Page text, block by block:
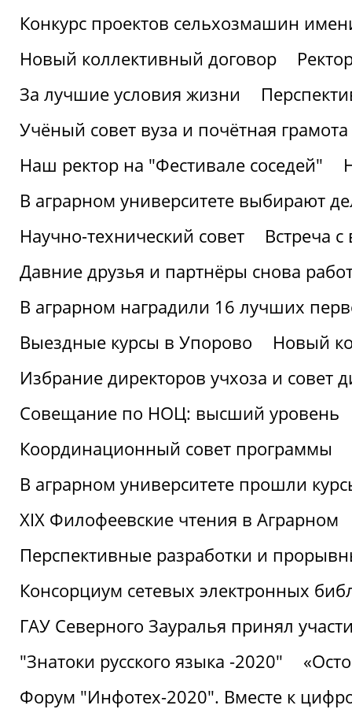
Конкурс проектов сельхозмашин
Новый коллективный договор
За лучшие условия жизни
Учёный совет вуза и почётная
Наш ректор на "Фестивале соседей"
В аграрном университете выбирают
Научно-технический совет
Встреча
Давние друзья и партнёры снова
В аграрном наградили 16 лучших
Выездные курсы в Упорово
Новый
Избрание директоров учхоза и совет
Совещание по НОЦ: высший уровень
Координационный совет программы
В аграрном университете прошли
XIX Филофеевские чтения в Аграрном
Перспективные разработки и
Консорциум сетевых электронных
ГАУ Северного Зауралья принял
"Знатоки русского языка -2020"
Форум "Инфотех-2020". Вместе к